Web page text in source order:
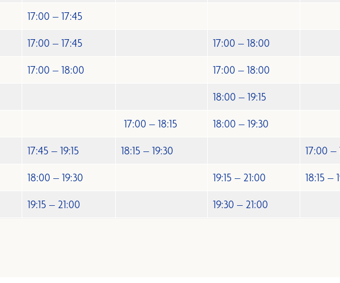
17:00 – 17:45
17:00 – 17:45
17:00 – 18:00
17:00 – 18:00
17:00 – 18:00
18:00 – 19:15
17:00 – 18:15 18:00 – 19:30
17:45 – 19:15 18:15 – 19:30
17:00 –
18:00 – 19:30 19:15 – 21:00 18:15 –
19:15 – 21:00 19:30 – 21:00